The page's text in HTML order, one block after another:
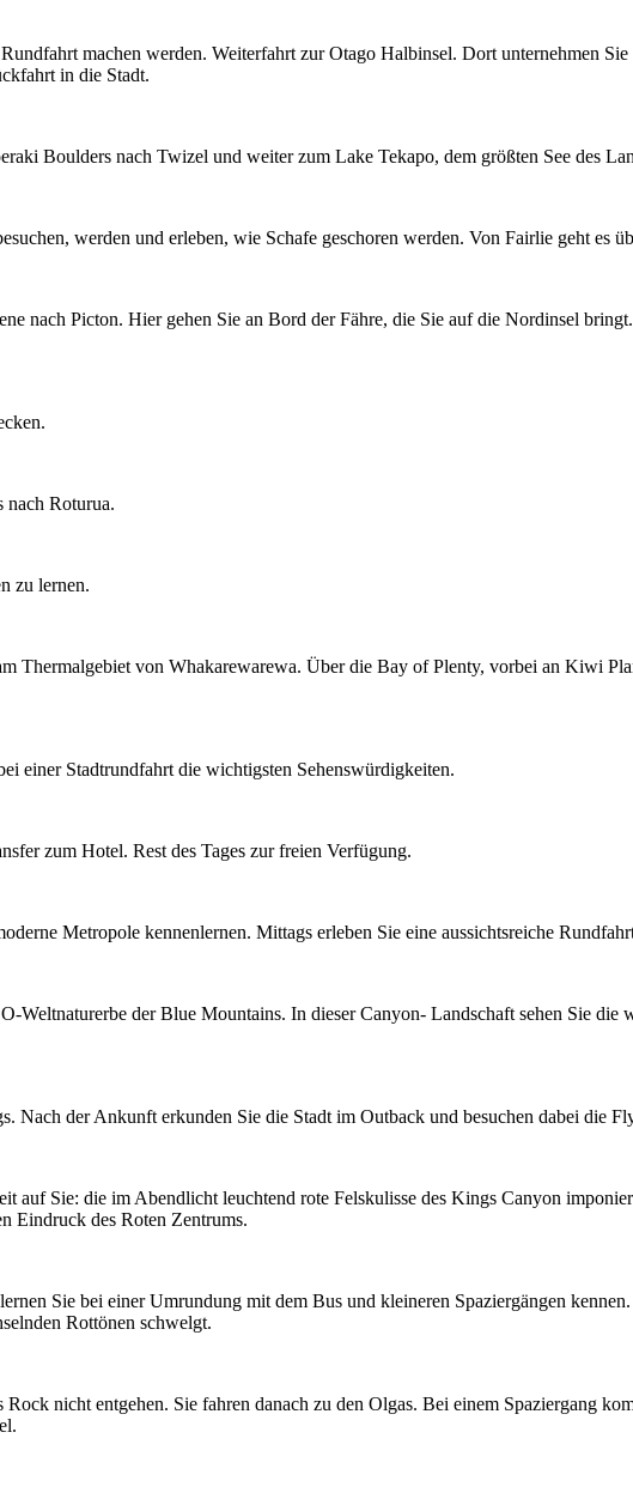
machen werden. Weiterfahrt zur Otago Halbinsel. Dort unternehmen
in die Stadt.
Boulders nach Twizel und weiter zum Lake Tekapo, dem größten See des
werden und erleben, wie Schafe geschoren werden. Von Fairlie geht es
nach Picton. Hier gehen Sie an Bord der Fähre, die Sie auf die Nordinsel
nach Roturua.
zu lernen.
Thermalgebiet von Whakarewarewa. Über die Bay of Plenty, vorbei an Kiwi
einer Stadtrundfahrt die wichtigsten Sehenswürdigkeiten.
zum Hotel. Rest des Tages zur freien Verfügung.
Metropole kennenlernen. Mittags erleben Sie eine aussichtsreiche
Weltnaturerbe der Blue Mountains. In dieser Canyon- Landschaft sehen Sie die
Nach der Ankunft erkunden Sie die Stadt im Outback und besuchen dabei die
auf Sie: die im Abendlicht leuchtend rote Felskulisse des Kings Canyon
Eindruck des Roten Zentrums.
Sie bei einer Umrundung mit dem Bus und kleineren Spaziergängen
Rottönen schwelgt.
nicht entgehen. Sie fahren danach zu den Olgas. Bei einem Spaziergang